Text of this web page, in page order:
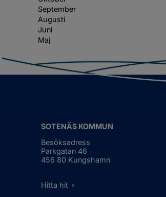
September
Augusti
Juni
Maj
SOTENÄS KOMMUN
Besöksadress
Parkgatan 46
456 80 Kungshamn
Hitta hit